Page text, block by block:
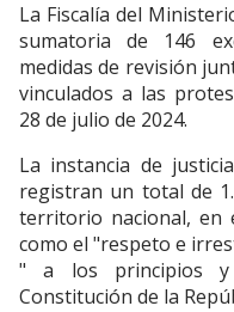
La Fiscalía del
sumatoria de 146
medidas de revisión
vinculados a las
28 de julio de 2024.
La instancia de
registran un total de
territorio nacional, en
como el "respeto e
" a los principios y
Constitución de la